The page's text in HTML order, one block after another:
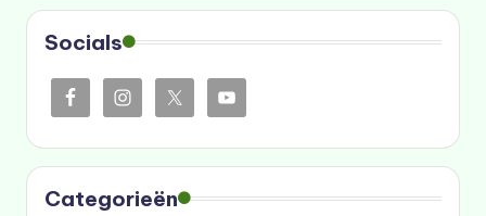
Socials
Categorieën